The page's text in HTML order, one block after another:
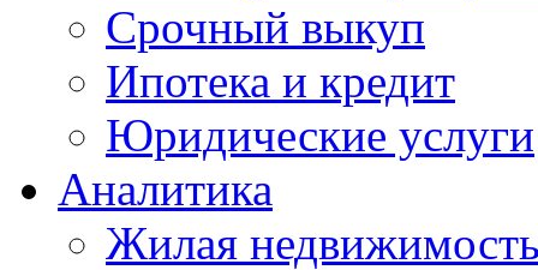
Срочный выкуп
Ипотека и кредит
Юридические услуги
Аналитика
Жилая